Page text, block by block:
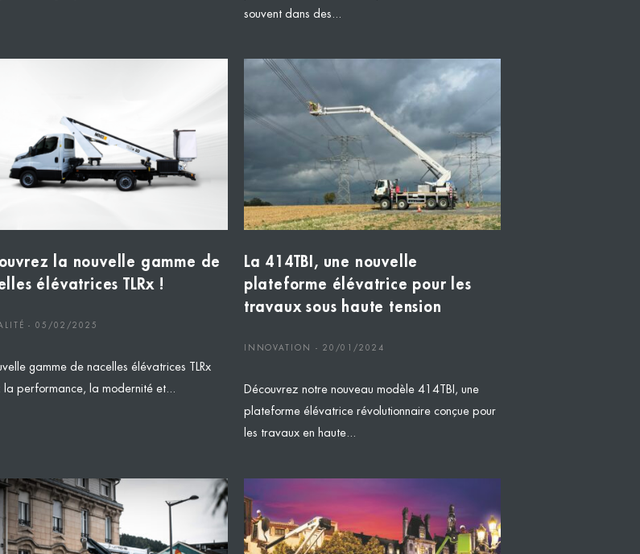
souvent dans des...
la nouvelle gamme de
élévatrices TLRx !
- 05/02/2025
gamme de nacelles élévatrices TLRx
la performance, la modernité et...
La 414TBI, une nouvelle
plateforme élévatrice pour les
travaux sous haute tension
INNOVATION - 20/01/2024
Découvrez notre nouveau modèle 414TBI, une
plateforme élévatrice révolutionnaire conçue pour
les travaux en haute...